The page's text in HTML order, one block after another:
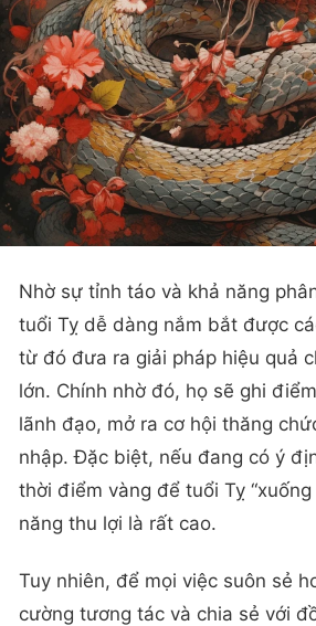
Nhờ sự tỉnh táo và khả năng
tuổi Tỵ dễ dàng nắm bắt được
từ đó đưa ra giải pháp hiệu quả
lớn. Chính nhờ đó, họ sẽ ghi
lãnh đạo, mở ra cơ hội thăng
nhập. Đặc biệt, nếu đang có ý
thời điểm vàng để tuổi Tỵ “xuống
năng thu lợi là rất cao.
Tuy nhiên, để mọi việc suôn sẻ
cường tương tác và chia sẻ với